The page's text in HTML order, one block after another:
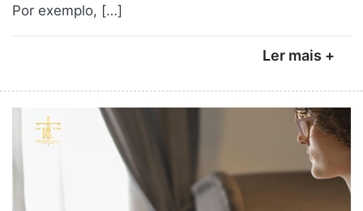
Por exemplo, […]
Ler mais +